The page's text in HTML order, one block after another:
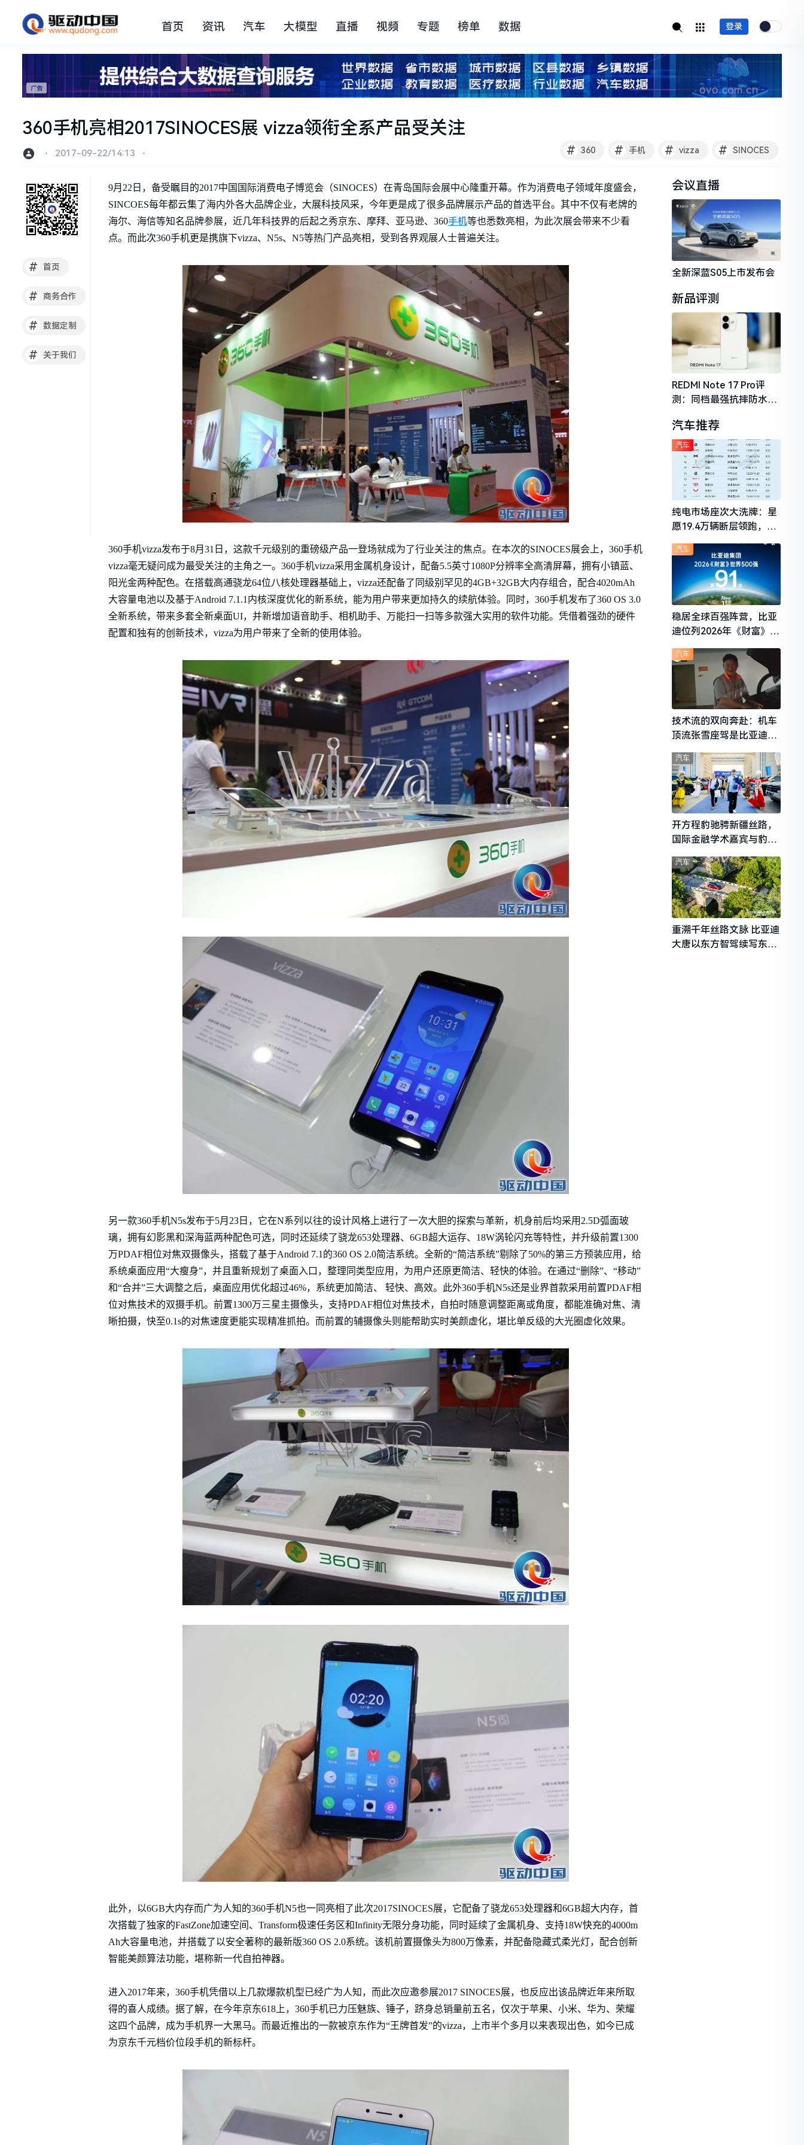
首页 资讯 汽车 大模型 直播 视频 专题 榜单 数据 登录
360手机亮相2017SINOCES展 vizza领衔全系产品受关注
# 360 # 手机 # vizza # SINOCES
⋅ 2017-09-22/14:13 ⋅
# 首页
# 商务合作
# 数据定制
# 关于我们
9月22日，备受瞩目的2017中国国际消费电子博览会（SINOCES）在青岛国际会展中心隆重开幕。作为消费电子领域年度盛会，
SINCOES每年都云集了海内外各大品牌企业，大展科技风采，今年更是成了很多品牌展示产品的首选平台。其中不仅有老牌的
海尔、海信等知名品牌参展，近几年科技界的后起之秀京东、摩拜、亚马逊、360手机等也悉数亮相，为此次展会带来不少看
点。而此次360手机更是携旗下vizza、N5s、N5等热门产品亮相，受到各界观展人士普遍关注。
360手机vizza发布于8月31日，这款千元级别的重磅级产品一登场就成为了行业关注的焦点。在本次的SINOCES展会上，360手机
vizza毫无疑问成为最受关注的主角之一。360手机vizza采用金属机身设计，配备5.5英寸1080P分辨率全高清屏幕，拥有小镇蓝、
阳光金两种配色。在搭载高通骁龙64位八核处理器基础上，vizza还配备了同级别罕见的4GB+32GB大内存组合，配合4020mAh
大容量电池以及基于Android 7.1.1内核深度优化的新系统，能为用户带来更加持久的续航体验。同时，360手机发布了360 OS 3.0
全新系统，带来多套全新桌面UI，并新增加语音助手、相机助手、万能扫一扫等多款强大实用的软件功能。凭借着强劲的硬件
配置和独有的创新技术，vizza为用户带来了全新的使用体验。
另一款360手机N5s发布于5月23日，它在N系列以往的设计风格上进行了一次大胆的探索与革新，机身前后均采用2.5D弧面玻
璃，拥有幻影黑和深海蓝两种配色可选，同时还延续了骁龙653处理器、6GB超大运存、18W涡轮闪充等特性，并升级前置1300
万PDAF相位对焦双摄像头，搭载了基于Android 7.1的360 OS 2.0简洁系统。全新的“简洁系统”剔除了50%的第三方预装应用，给
系统桌面应用“大瘦身”，并且重新规划了桌面入口，整理同类型应用，为用户还原更简洁、轻快的体验。在通过“删除”、“移动”
和“合并”三大调整之后，桌面应用优化超过46%，系统更加简洁、 轻快、高效。此外360手机N5s还是业界首款采用前置PDAF相
位对焦技术的双摄手机。前置1300万三星主摄像头，支持PDAF相位对焦技术，自拍时随意调整距离或角度，都能准确对焦、清
晰拍摄，快至0.1s的对焦速度更能实现精准抓拍。而前置的辅摄像头则能帮助实时美颜虚化，堪比单反级的大光圈虚化效果。
此外，以6GB大内存而广为人知的360手机N5也一同亮相了此次2017SINOCES展，它配备了骁龙653处理器和6GB超大内存，首
次搭载了独家的FastZone加速空间、Transform极速任务区和Infinity无限分身功能，同时延续了金属机身、支持18W快充的4000m
Ah大容量电池，并搭载了以安全著称的最新版360 OS 2.0系统。该机前置摄像头为800万像素，并配备隐藏式柔光灯，配合创新
智能美颜算法功能，堪称新一代自拍神器。
进入2017年来，360手机凭借以上几款爆款机型已经广为人知，而此次应邀参展2017 SINOCES展，也反应出该品牌近年来所取
得的喜人成绩。据了解，在今年京东618上，360手机已力压魅族、锤子，跻身总销量前五名，仅次于苹果、小米、华为、荣耀
这四个品牌，成为手机界一大黑马。而最近推出的一款被京东作为“王牌首发”的vizza，上市半个多月以来表现出色，如今已成
为京东千元档价位段手机的新标杆。
会议直播
全新深蓝S05上市发布会
新品评测
REDMI Note 17 Pro评
测：同档最强抗摔防水，
守门员
汽车推荐
纯电市场座次大洗牌：星
愿19.4万辆断层领跑，理
想i6成最强黑马
汽车
稳居全球百强阵营，比亚
迪位列2026年《财富》世
汽车
技术流的双向奔赴：机车
顶流张雪座驾是比亚迪秦
L
汽车
开方程豹驰骋新疆丝路，
国际金融学术嘉宾与豹友
共赴山海热爱
汽车
重溯千年丝路文脉 比亚迪
大唐以东方智驾续写东西
汽车